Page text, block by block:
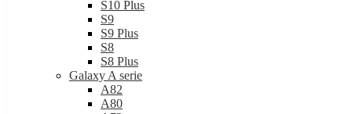
S10 Plus
S9
S9 Plus
S8
S8 Plus
Galaxy A serie
A82
A80